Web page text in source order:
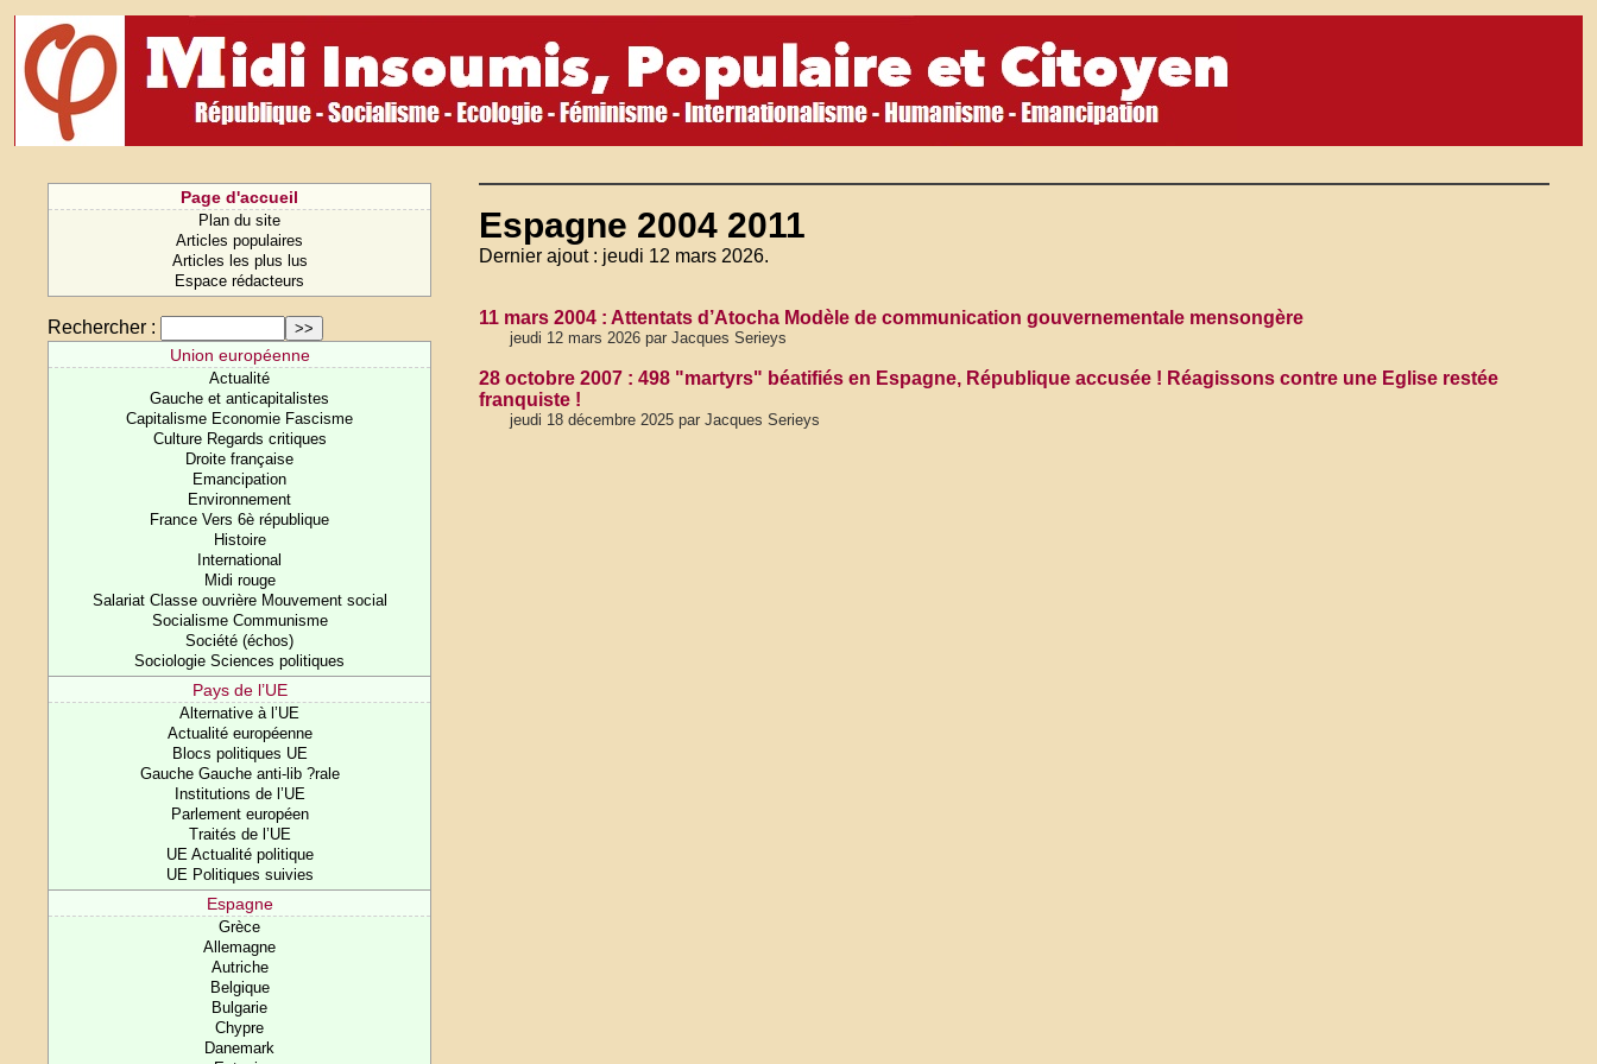
Page d'accueil
Plan du site
Articles populaires
Articles les plus lus
Espace rédacteurs
Rechercher :
Union européenne
Actualité
Gauche et anticapitalistes
Capitalisme Economie Fascisme
Culture Regards critiques
Droite française
Emancipation
Environnement
France Vers 6è république
Histoire
International
Midi rouge
Salariat Classe ouvrière Mouvement social
Socialisme Communisme
Société (échos)
Sociologie Sciences politiques
Pays de l’UE
Alternative à l’UE
Actualité européenne
Blocs politiques UE
Gauche Gauche anti-lib ?rale
Institutions de l’UE
Parlement européen
Traités de l’UE
UE Actualité politique
UE Politiques suivies
Espagne
Grèce
Allemagne
Autriche
Belgique
Bulgarie
Chypre
Danemark
Espagne 2004 2011
Dernier ajout : jeudi 12 mars 2026.
11 mars 2004 : Attentats d’Atocha Modèle de communication gouvernementale mensongère
jeudi 12 mars 2026 par Jacques Serieys
28 octobre 2007 : 498 "martyrs" béatifiés en Espagne, République accusée ! Réagissons contre une Eglise restée
franquiste !
jeudi 18 décembre 2025 par Jacques Serieys